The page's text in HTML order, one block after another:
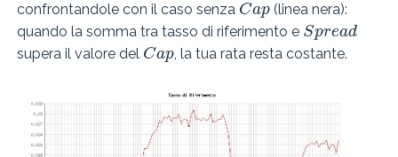
confrontandole con il caso senza Cap(linea nera):
quando la somma tra tasso di riferimento e Spread
supera il valore del Cap, la tua rata resta costante.